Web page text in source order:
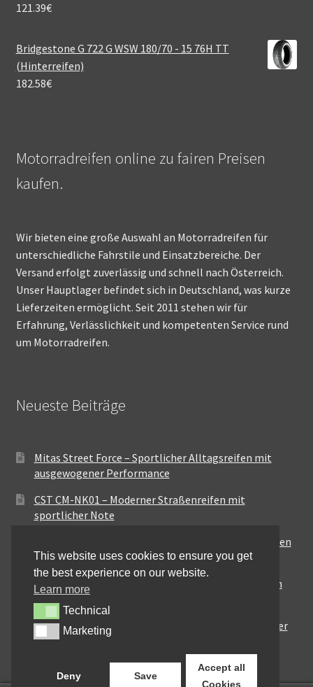
121.39€
Bridgestone G 722 G WSW 180/70 - 15 76H TT
(Hinterreifen)
182.58€
Motorradreifen online zu fairen Preisen
kaufen.
Wir bieten eine große Auswahl an Motorradreifen für
unterschiedliche Fahrstile und Einsatzbereiche. Der
Versand erfolgt zuverlässig und schnell nach Österreich.
Unser Hauptlager befindet sich in Deutschland, was kurze
Lieferzeiten ermöglicht. Seit 2011 stehen wir für
Erfahrung, Verlässlichkeit und kompetenten Service rund
um Motorradreifen.
Neueste Beiträge
Mitas Street Force – Sportlicher Alltagsreifen mit
ausgewogener Performance
CST CM-NK01 – Moderner Straßenreifen mit
sportlicher Note
Maxxis MA-ST3 – Ausgewogener Sport-Touring-Reifen
für vielseitige Einsätze
Pirelli City Demon – Zuverlässigkeit für den urbanen
Alltag
Metzeler Perfect ME77 – Klassische Optik mit solider
Straßenperformance
This website uses cookies to ensure you get
the best experience on our website.
Learn more
TechnicalTechnical
MarketingMarketing
Deny Save
Accept all
Cookies